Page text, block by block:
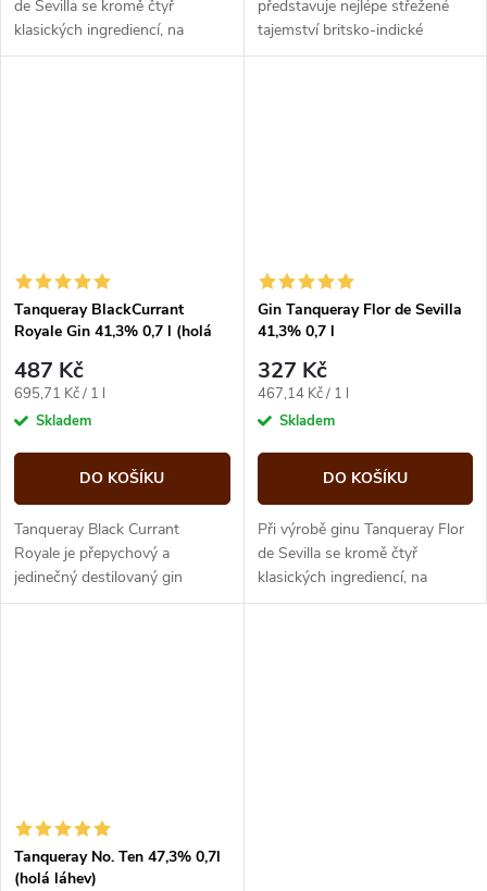
de Sevilla se kromě čtyř
klasických ingrediencí, na
kterých je založen Tanqueray
představuje nejlépe střežené
tajemství britsko-indické
tradice. Vzácná limetka
Tanqueray BlackCurrant
Royale Gin 41,3% 0,7 l (holá
487 Kč
Měrná
cena:
695,71 Kč / 1 l
Skladem
DO KOŠÍKU
Tanqueray Black Currant
Royale je přepychový a
jedinečný destilovaný gin
vyrobený z francouzských
Gin Tanqueray Flor de Sevilla
41,3% 0,7 l
327 Kč
Měrná
cena:
467,14 Kč / 1 l
Skladem
DO KOŠÍKU
Při výrobě ginu Tanqueray Flor
de Sevilla se kromě čtyř
klasických ingrediencí, na
kterých je založen Tanqueray
Tanqueray No. Ten 47,3% 0,7l
(holá láhev)